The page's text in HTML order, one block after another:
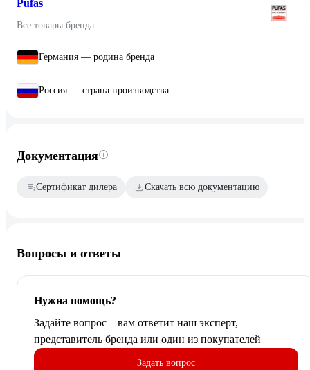
Pufas
Все товары бренда
Германия — родина бренда
Россия — страна производства
Документация
Сертификат дилера Скачать всю документацию
Вопросы и ответы
Нужна помощь?
Задайте вопрос – вам ответит наш эксперт,
представитель бренда или один из покупателей
Задать вопрос